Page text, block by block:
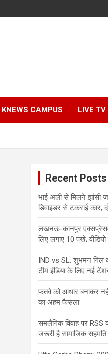
KNEWS CAMPUS LIVE TV
Recent Posts
भाई अली से मिलने झांसी
डिवाइडर से टकराई कार,
लखनऊ-कानपुर
लिए लगाए 10 पंखे;
IND vs SL: शुभमन गिल
टीम इंडिया के लिए नई
फतवे को आधार बनाकर
का अहम फैसला
समलैंगिक विवाह पर RSS
जरूरी है सामाजिक सहमति